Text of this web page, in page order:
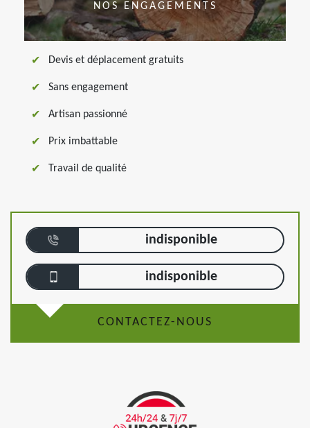
NOS ENGAGEMENTS
Devis et déplacement gratuits
Sans engagement
Artisan passionné
Prix imbattable
Travail de qualité
indisponible
indisponible
CONTACTEZ-NOUS